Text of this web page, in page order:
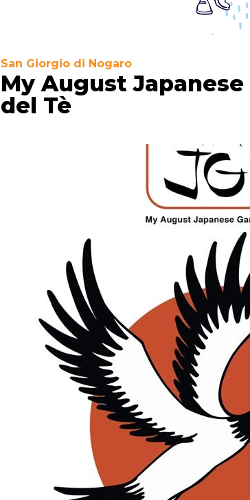
San Giorgio di Nogaro
My August
del Tè